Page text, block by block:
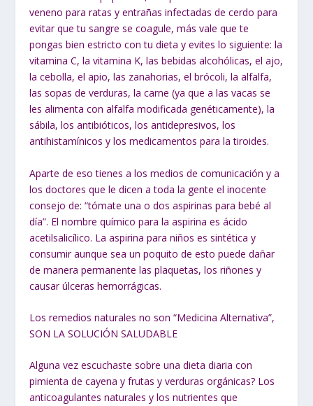
veneno para ratasyentrañas infectadas de cerdopara
evitar que tu sangre se coagule, más vale que te
pongas bien estricto con tu dieta y evites lo siguiente: la
vitamina C, la vitamina K, las bebidas alcohólicas, el ajo,
la cebolla, el apio, las zanahorias, el brócoli, la alfalfa,
las sopas de verduras, la carne (ya que a las vacas se
les alimenta con alfalfa modificada genéticamente), la
sábila, los antibióticos, los antidepresivos, los
antihistamínicos y los medicamentos para la tiroides.
Aparte de eso tienes a los medios de comunicación y a
los doctores que le dicen a toda la gente el inocente
consejo de: “tómate una o dos aspirinas para bebé al
día”. El nombre químico para la aspirina es ácido
acetilsalicílico. La aspirina para niños es sintética y
consumir aunque sea un poquito de esto puede dañar
de manera permanente las plaquetas, los riñones y
causar úlceras hemorrágicas.
Los remedios naturales no son “Medicina Alternativa”,
SON LA SOLUCIÓN SALUDABLE
Alguna vez escuchaste sobre una dieta diaria con
pimienta de cayena y frutas y verduras orgánicas? Los
anticoagulantes naturales y los nutrientes que